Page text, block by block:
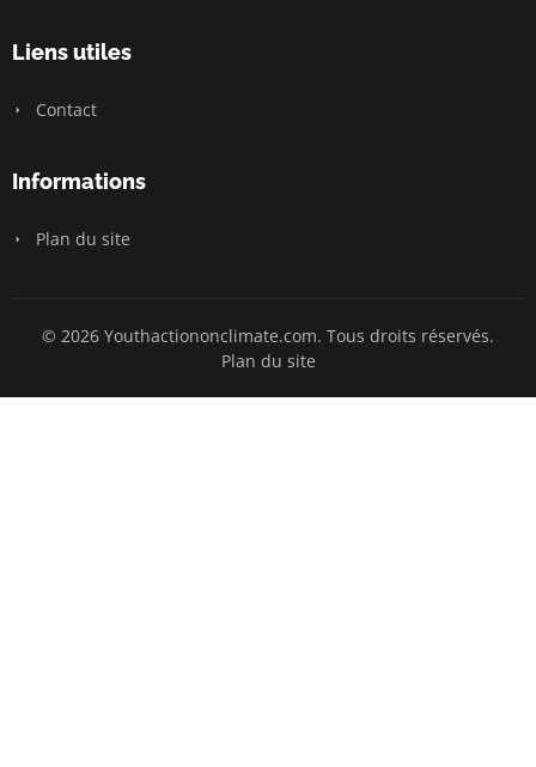
Liens utiles
Contact
Informations
Plan du site
© 2026 Youthactiononclimate.com. Tous droits réservés.
Plan du site